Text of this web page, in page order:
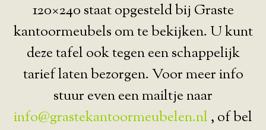
120×240 staat opgesteld bij Graste
kantoormeubels om te bekijken. U kunt
deze tafel ook tegen een schappelijk
tarief laten bezorgen. Voor meer info
stuur even een mailtje naar
info@grastekantoormeubelen.nl , of bel